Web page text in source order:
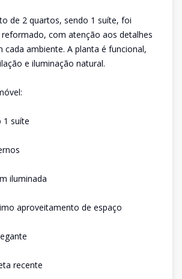
de 2 quartos, sendo 1 suíte, foi
com atenção aos detalhes
ambiente. A planta é funcional,
e iluminação natural.
1 suíte
iluminada
aproveitamento de espaço
recente